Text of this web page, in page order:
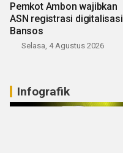
Pemkot Ambon wajibkan
ASN registrasi digitalisasi
Bansos
Selasa, 4 Agustus 2026
Infografik